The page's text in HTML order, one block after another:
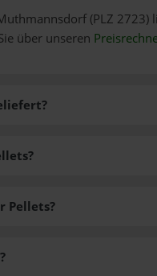
(PLZ 2723)
über unseren
Pellets?